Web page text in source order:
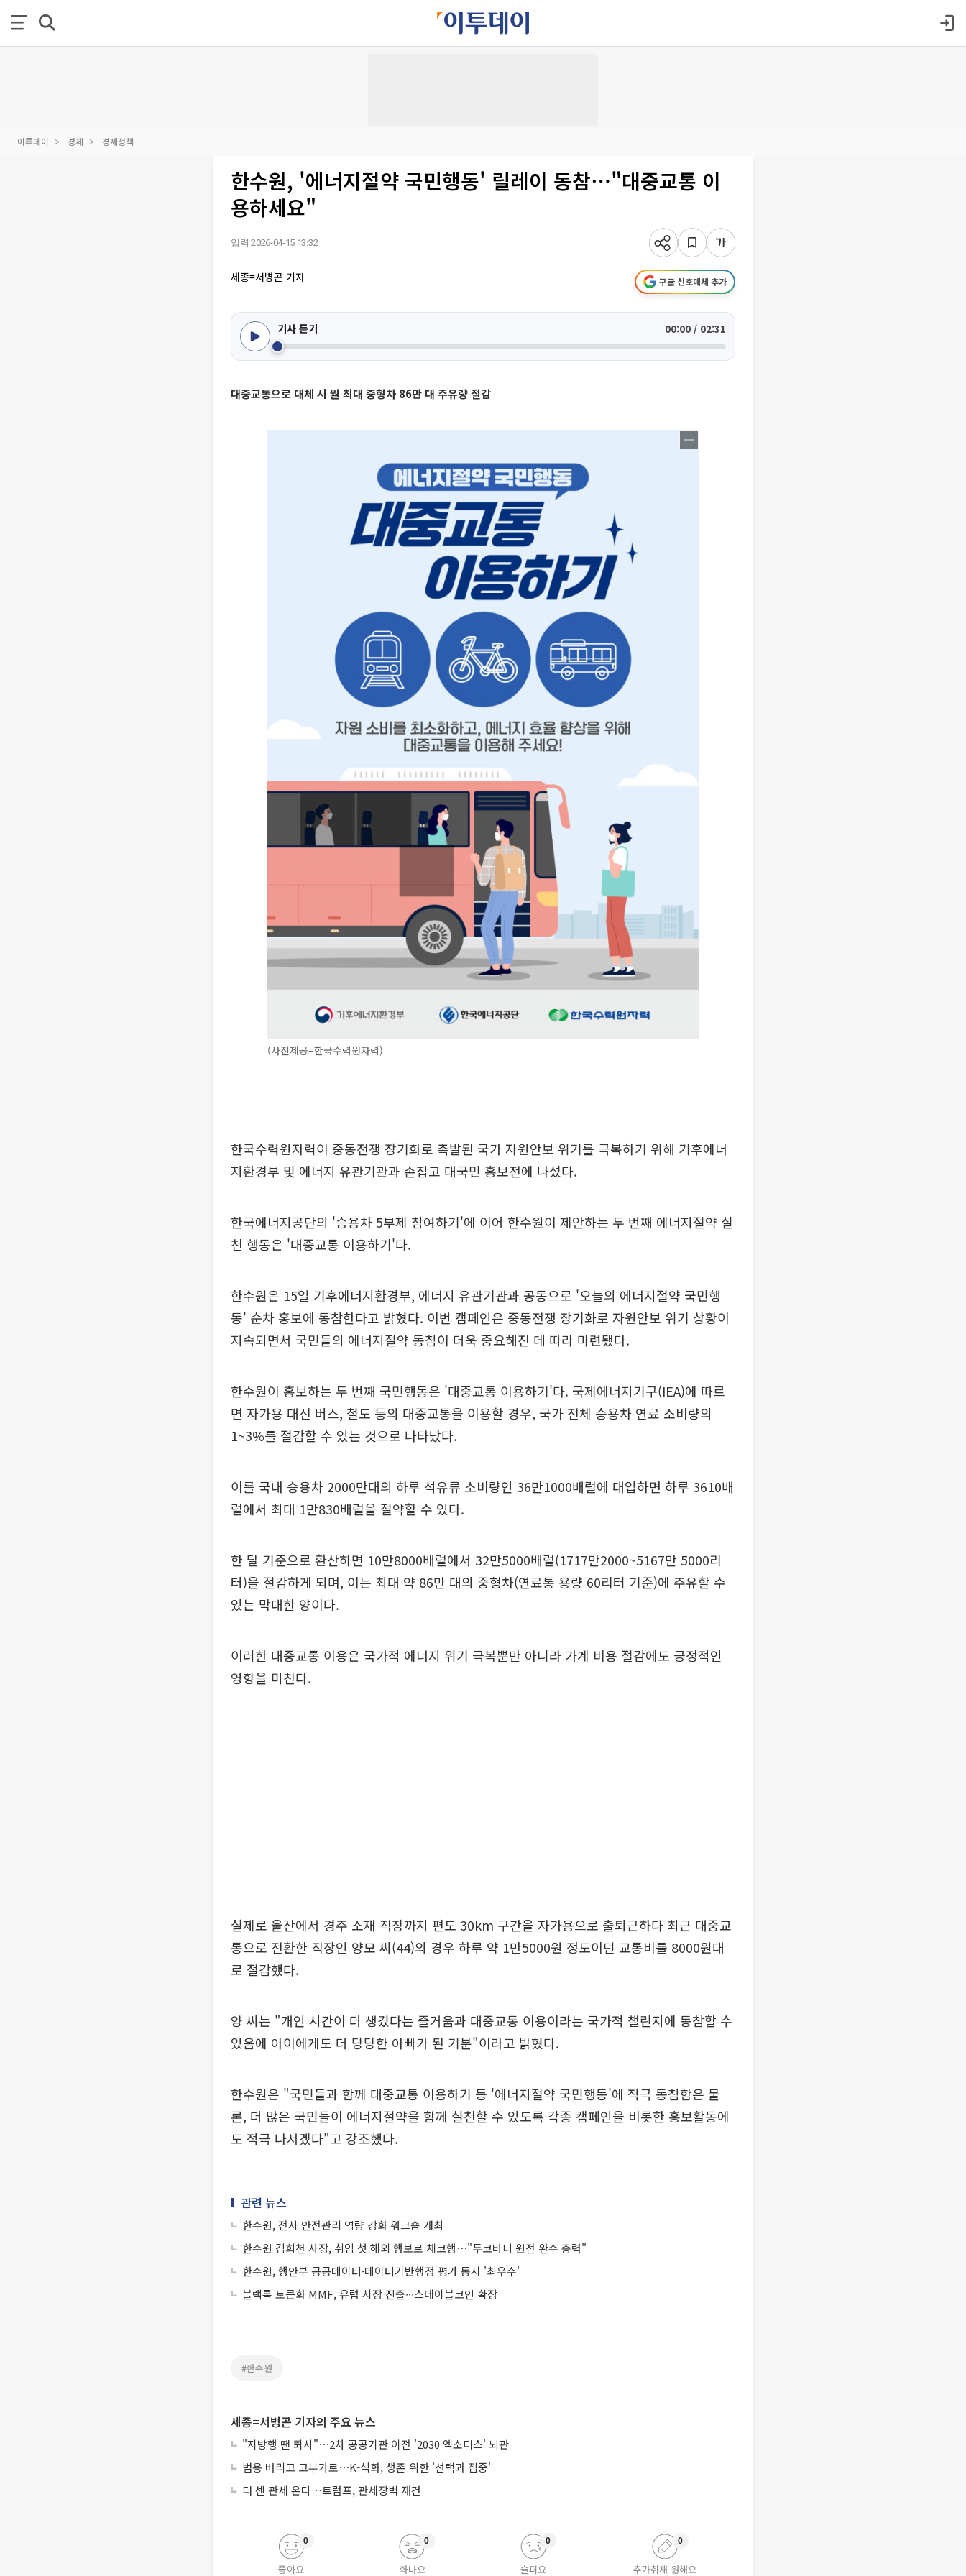
이투데이 경제 경제정책
한수원, '에너지절약 국민행동' 릴레이 동참⋯"대중교통 이
용하세요"
입력 2026-04-15 13:32
세종=서병곤 기자 구글 선호매체 추가
기사 듣기 00:00 / 02:31
대중교통으로 대체 시 월 최대 중형차 86만 대 주유량 절감
(사진제공=한국수력원자력)
한국수력원자력이 중동전쟁 장기화로 촉발된 국가 자원안보 위기를 극복하기 위해 기후에너
지환경부 및 에너지 유관기관과 손잡고 대국민 홍보전에 나섰다.
한국에너지공단의 '승용차 5부제 참여하기'에 이어 한수원이 제안하는 두 번째 에너지절약 실
천 행동은 '대중교통 이용하기'다.
한수원은 15일 기후에너지환경부, 에너지 유관기관과 공동으로 '오늘의 에너지절약 국민행
동' 순차 홍보에 동참한다고 밝혔다. 이번 캠페인은 중동전쟁 장기화로 자원안보 위기 상황이
지속되면서 국민들의 에너지절약 동참이 더욱 중요해진 데 따라 마련됐다.
한수원이 홍보하는 두 번째 국민행동은 '대중교통 이용하기'다. 국제에너지기구(IEA)에 따르
면 자가용 대신 버스, 철도 등의 대중교통을 이용할 경우, 국가 전체 승용차 연료 소비량의
1~3%를 절감할 수 있는 것으로 나타났다.
이를 국내 승용차 2000만대의 하루 석유류 소비량인 36만1000배럴에 대입하면 하루 3610배
럴에서 최대 1만830배럴을 절약할 수 있다.
한 달 기준으로 환산하면 10만8000배럴에서 32만5000배럴(1717만2000~5167만 5000리
터)을 절감하게 되며, 이는 최대 약 86만 대의 중형차(연료통 용량 60리터 기준)에 주유할 수
있는 막대한 양이다.
이러한 대중교통 이용은 국가적 에너지 위기 극복뿐만 아니라 가계 비용 절감에도 긍정적인
영향을 미친다.
실제로 울산에서 경주 소재 직장까지 편도 30km 구간을 자가용으로 출퇴근하다 최근 대중교
통으로 전환한 직장인 양모 씨(44)의 경우 하루 약 1만5000원 정도이던 교통비를 8000원대
로 절감했다.
양 씨는 "개인 시간이 더 생겼다는 즐거움과 대중교통 이용이라는 국가적 챌린지에 동참할 수
있음에 아이에게도 더 당당한 아빠가 된 기분"이라고 밝혔다.
한수원은 "국민들과 함께 대중교통 이용하기 등 '에너지절약 국민행동'에 적극 동참함은 물
론, 더 많은 국민들이 에너지절약을 함께 실천할 수 있도록 각종 캠페인을 비롯한 홍보활동에
도 적극 나서겠다"고 강조했다.
관련 뉴스
한수원, 전사 안전관리 역량 강화 워크숍 개최
한수원 김희천 사장, 취임 첫 해외 행보로 체코행⋯"두코바니 원전 완수 총력"
한수원, 행안부 공공데이터·데이터기반행정 평가 동시 '최우수'
블랙록 토큰화 MMF, 유럽 시장 진출∙∙∙스테이블코인 확장
#한수원
세종=서병곤 기자의 주요 뉴스
"지방행 땐 퇴사"⋯2차 공공기관 이전 '2030 엑소더스' 뇌관
범용 버리고 고부가로⋯K-석화, 생존 위한 '선택과 집중'
더 센 관세 온다…트럼프, 관세장벽 재건
좋아요
0
화나요
0
슬퍼요
0
추가취재 원해요
0